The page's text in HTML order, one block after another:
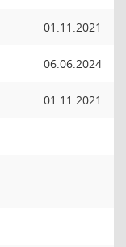
01.11.2021
06.06.2024
01.11.2021